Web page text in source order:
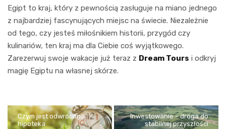
Egipt to kraj, który z pewnością zasługuje na miano jednego
z najbardziej fascynujących miejsc na świecie. Niezależnie
od tego, czy jesteś miłośnikiem historii, przygód czy
kulinariów, ten kraj ma dla Ciebie coś wyjątkowego.
Zarezerwuj swoje wakacje już teraz z Dream Tours i odkryj
magię Egiptu na własnej skórze.
Czym jest odwrócona
hipoteka
Inwestowanie – droga do
stabilnej przyszłości